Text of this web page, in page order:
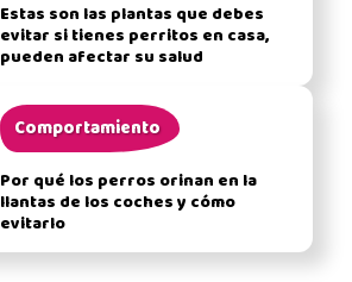
Estas son las plantas que debes
evitar si tienes perritos en casa,
pueden afectar su salud
Comportamiento
Por qué los perros orinan en la
llantas de los coches y cómo
evitarlo